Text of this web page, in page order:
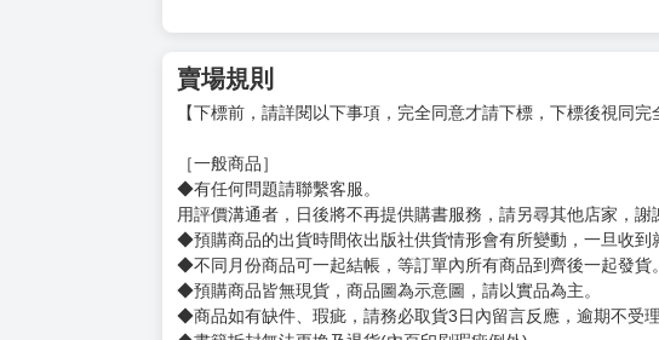
擁有俊美外貌的調酒師千紘是同性戀，他從來沒有被人當作真
某天，他跟高中時曾經向他表白過的同學——律重逢了，對方和
（如果能夠跟他重新來過的話——）
漸漸地，千紘開始對經常來店裡光顧的律，產生陰暗的執著之
一再踏入錯誤戀情的俊美調酒師
無法僅憑正確與否向前邁進，
成年人苦澀又甜蜜的舊情復燃。
賣場規則